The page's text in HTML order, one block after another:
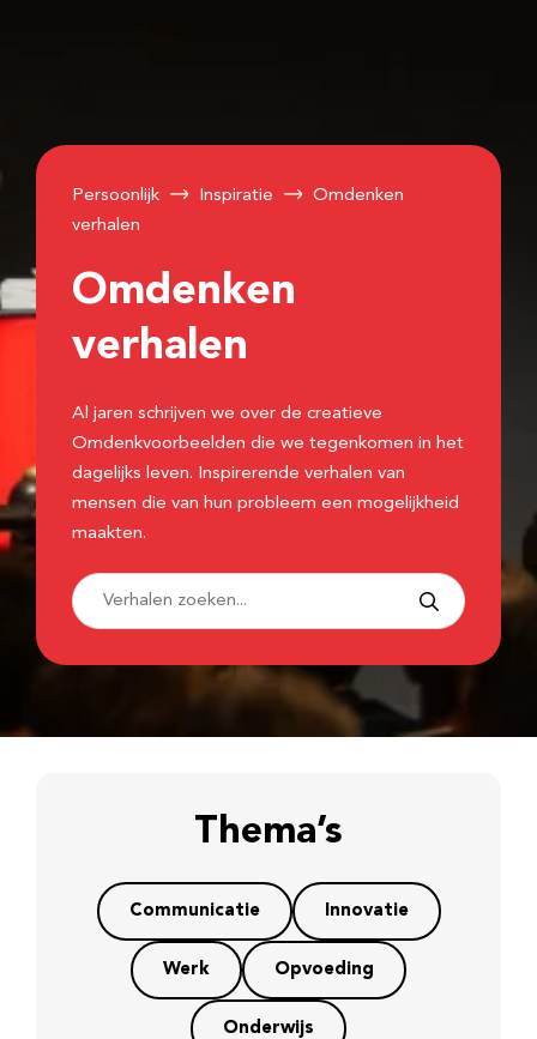
Persoonlijk Inspiratie
Omdenken
verhalen
Omdenken
verhalen
Al jaren schrijven we over de creatieve
Omdenkvoorbeelden die we tegenkomen in het
dagelijks leven. Inspirerende verhalen van
mensen die van hun probleem een mogelijkheid
maakten.
Thema’s
Communicatie Innovatie
Werk Opvoeding
Onderwijs